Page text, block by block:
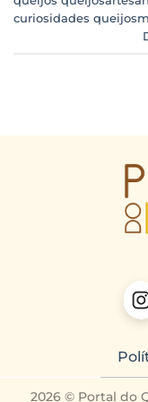
curiosidades
2026 © Portal do